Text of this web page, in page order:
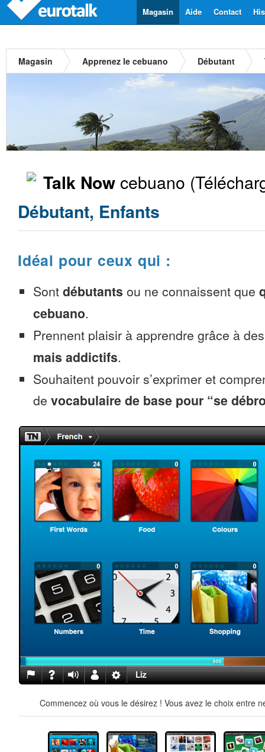
Contact
Aide
Magasin
Magasin Apprenez le cebuano Débutant
Talk Now cebuano
Débutant, Enfants
Idéal pour ceux qui :
Sont débutants ou ne connaissent que
cebuano.
Prennent plaisir à apprendre grâce à
mais addictifs.
Souhaitent pouvoir s’exprimer et
de vocabulaire de base pour “se
Commencez où vous le désirez ! Vous avez le choix entre